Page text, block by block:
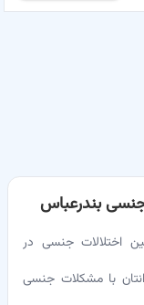
بندرعباس
اختلالات جنسی در
با مشکلات جنسی